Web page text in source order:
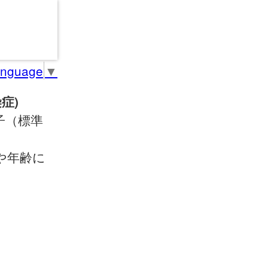
▼
)
（標準
年齢に